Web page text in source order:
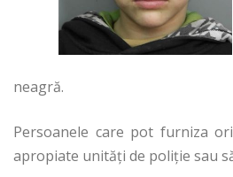
neagră.
Persoanele care pot furniza
apropiate unităţi de poliţie sau